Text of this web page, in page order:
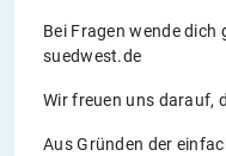
Bei Fragen wende dich
suedwest.de
Wir freuen uns darauf,
Aus Gründen der